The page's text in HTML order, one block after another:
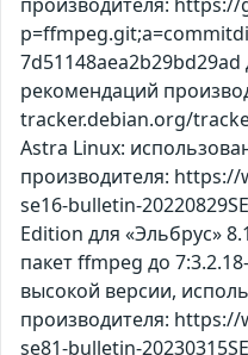
рекомендаций
tracker.debian.org/
Astra Linux:
производителя:
se16-bulletin-
Edition для «Эльбрус»
пакет ffmpeg до
высокой версии,
производителя:
se81-bulletin-